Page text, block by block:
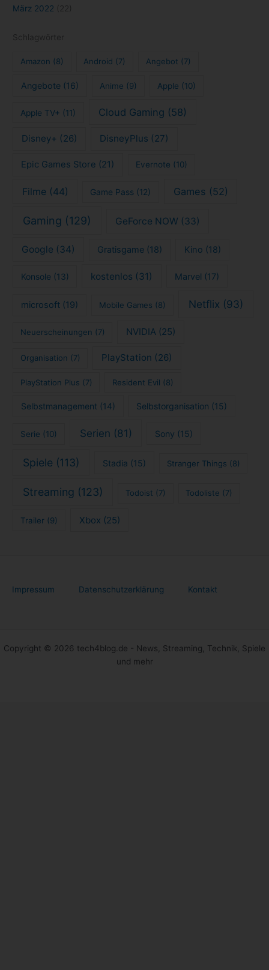
März 2022
Amazon (8) Android (7) Angebot (7)
Angebote(16) Anime (9) Apple (10)
Apple TV+ (11) Cloud Gaming (58)
Disney+ (26) DisneyPlus (27)
Epic Games Store (21) Evernote (10)
Filme(44) Game Pass (12) Games (52)
Gaming (129) GeForce NOW (33)
Google (34) Gratisgame (18) Kino (18)
Konsole (13) kostenlos (31) Marvel (17)
microsoft (19) Mobile Games (8) Netflix (93)
Neuerscheinungen (7) NVIDIA (25)
Organisation (7) PlayStation (26)
PlayStation Plus (7) Resident Evil (8)
Selbstmanagement (14) Selbstorganisation (15)
Serie (10) Serien (81) Sony (15)
Spiele (113) Stadia (15) Stranger Things (8)
Streaming (123) Todoist (7) Todoliste (7)
Trailer (9) Xbox (25)
Impressum Datenschutzerklärung Kontakt
Copyright © 2026 tech4blog.de - News, Streaming, Technik, Spiele
und mehr